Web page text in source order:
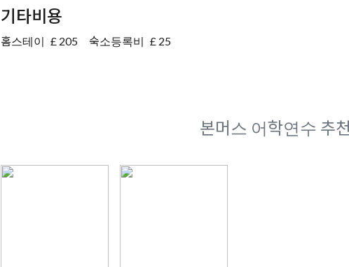
기타비용
홈스테이 £ 205 숙소등록비 £ 25
본머스 어학연수 추